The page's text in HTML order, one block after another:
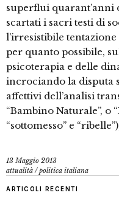
superflui
scartati i sacri testi di
l’irresistibile
per quanto possibile,
psicoterapia e delle
incrociando la disputa
affettivi dell’analisi
“Bambino Naturale”, o
“sottomesso” e
13 Maggio 2013
attualità /politica italiana
ARTICOLI RECENTI